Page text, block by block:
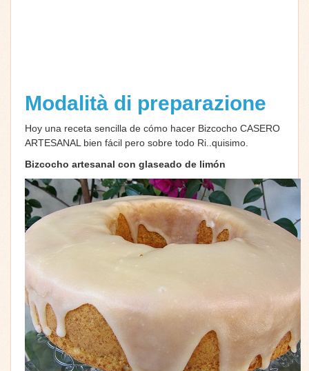
Modalità di preparazione
Hoy una receta sencilla de cómo hacer Bizcocho CASERO
ARTESANAL bien fácil pero sobre todo Ri..quisimo.
Bizcocho artesanal con glaseado de limón